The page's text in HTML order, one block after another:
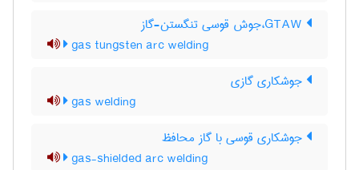
gas tungsten arc welding
جوشکاری گازی
gas welding
جوشکاری قوسی با گاز محافظ
gas-shielded arc welding